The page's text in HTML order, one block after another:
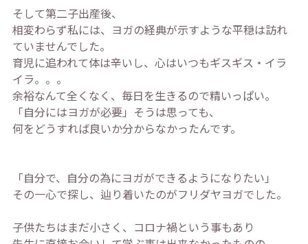
そして第二子出産後、
相変わらず私には、ヨガの経典が示すような平穏は訪れ
ていませんでした。
育児に追われて体は辛いし、心はいつもギスギス・イラ
イラ。。。
余裕なんて全くなく、毎日を生きるので精いっぱい。
「自分にはヨガが必要」そうは思っても、
何をどうすれば良いか分からなかったんです。
「自分で、自分の為にヨガができるようになりたい」
その一心で探し、辿り着いたのがフリダヤヨガでした。
子供たちはまだ小さく、コロナ禍という事もあり